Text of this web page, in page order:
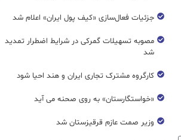
جزئیات فعال‌سازی «کیف پول ایران» اعلام شد
مصوبه تسهیلات گمرکی در شرایط اضطرار تمدید
شد
کارگروه مشترک تجاری ایران و هند احیا شود
«خواستگارستان» به روی صحنه می آید
وزیر صمت عازم قرقیزستان شد